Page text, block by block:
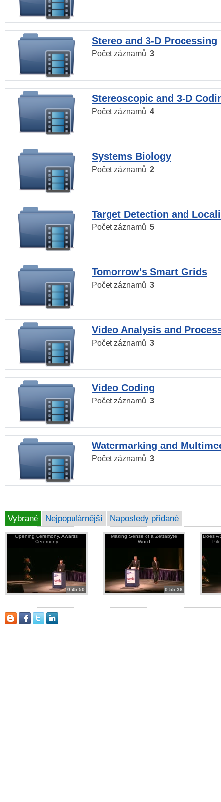
Stereo and 3-D Processing
Počet záznamů: 3
Stereoscopic and 3-D
Počet záznamů: 4
Systems Biology
Počet záznamů: 2
Target Detection and
Počet záznamů: 5
Tomorrow's Smart Grids
Počet záznamů: 3
Video Analysis and
Počet záznamů: 3
Video Coding
Počet záznamů: 3
Watermarking and
Počet záznamů: 3
Vybrané Nejpopulárnější Naposledy přidané
Opening Ceremony, Awards
Ceremony
0:45:50
Making Sense of a Zettabyte
World
0:55:36
Does